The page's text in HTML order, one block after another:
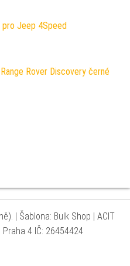
pro Jeep 4Speed
Rover Discovery černé
Šablona: Bulk Shop
| ACIT
4 IČ: 26454424